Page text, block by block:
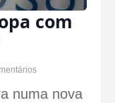
com
numa nova